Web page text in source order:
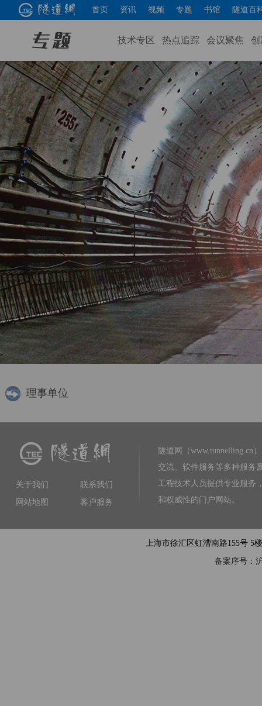
首页 资讯 视频 专题 书馆 隧道百
技术专区 热点追踪 会议聚焦 创
理事单位
关于我们
联系我们
网站地图
客户服务
隧道网（www.tunnelling.cn）
交流、软件服务等多种服务
工程技术人员提供专业服务
和权威性的门户网站。
上海市徐汇区虹漕南路155号 5
备案序号：